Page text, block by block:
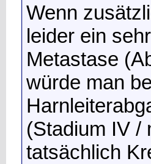
Wenn
leider ein
Metastase
würde man
(Stadium IV /
tatsächlich